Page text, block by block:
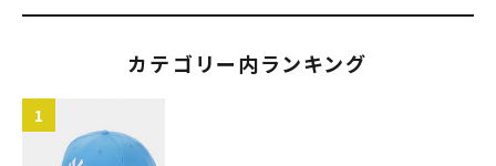
表示する商品はありません。
カテゴリー内ランキング